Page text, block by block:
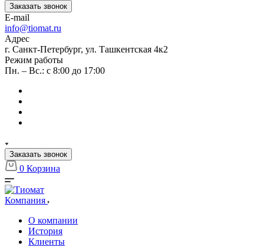
Заказать звонок
E-mail
info@tiomat.ru
Адрес
г. Санкт-Петербург, ул. Ташкентская 4к2
Режим работы
Пн. – Вс.: с 8:00 до 17:00
Заказать звонок
0 Корзина
Компания
О компании
История
Клиенты